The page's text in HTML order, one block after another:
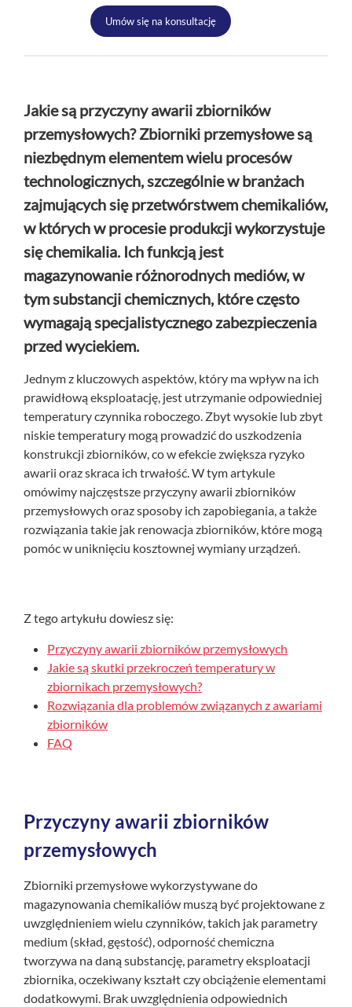
Umów się na konsultację
Jakie są przyczyny awarii zbiorników
przemysłowych? Zbiorniki przemysłowe są
niezbędnym elementem wielu procesów
technologicznych, szczególnie w branżach
zajmujących się przetwórstwem chemikaliów,
w których w procesie produkcji wykorzystuje
się chemikalia. Ich funkcją jest
magazynowanie różnorodnych mediów, w
tym substancji chemicznych, które często
wymagają specjalistycznego zabezpieczenia
przed wyciekiem.
Jednym z kluczowych aspektów, który ma wpływ na ich
prawidłową eksploatację, jest utrzymanie odpowiedniej
temperatury czynnika roboczego. Zbyt wysokie lub zbyt
niskie temperatury mogą prowadzić do uszkodzenia
konstrukcji zbiorników, co w efekcie zwiększa ryzyko
awarii oraz skraca ich trwałość. W tym artykule
omówimy najczęstsze przyczyny awarii zbiorników
przemysłowych oraz sposoby ich zapobiegania, a także
rozwiązania takie jak renowacja zbiorników, które mogą
pomóc w uniknięciu kosztownej wymiany urządzeń.
Z tego artykułu dowiesz się:
Przyczyny awarii zbiorników przemysłowych
Jakie są skutki przekroczeń temperatury w
zbiornikach przemysłowych?
Rozwiązania dla problemów związanych z awariami
zbiorników
FAQ
Przyczyny awarii zbiorników
przemysłowych
Zbiorniki przemysłowe wykorzystywane do
magazynowania chemikaliów muszą być projektowane z
uwzględnieniem wielu czynników, takich jak parametry
medium (skład, gęstość), odporność chemiczna
tworzywa na daną substancję, parametry eksploatacji
zbiornika, oczekiwany kształt czy obciążenie elementami
dodatkowymi. Brak uwzględnienia odpowiednich